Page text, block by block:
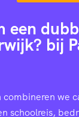
een
bij
combineren
schoolreis,